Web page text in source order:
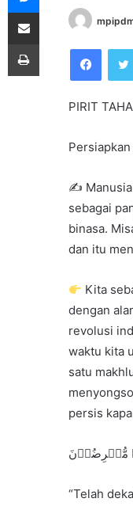
PIRIT
✍
sebagai
binasa.
dan itu
Kita
dengan
revolusi
waktu kita
satu
persis
“Telah